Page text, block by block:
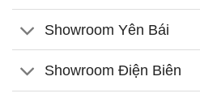
Showroom Yên Bái
Showroom Điện Biên